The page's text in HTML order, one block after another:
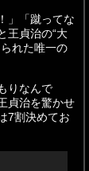
」「蹴ってな
王貞治の“大
れた唯一の
りなんで
貞治を驚かせ
7割決めてお